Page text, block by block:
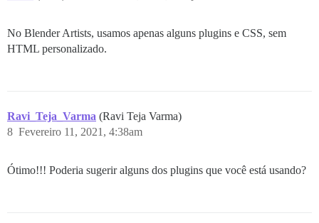
No Blender Artists, usamos apenas alguns plugins e CSS, sem
HTML personalizado.
Ravi_Teja_Varma (Ravi Teja Varma)
Fevereiro 11, 2021, 4:38am
8
Ótimo!!! Poderia sugerir alguns dos plugins que você está usando?